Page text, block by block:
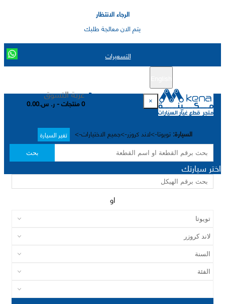
الرجاء الانتظار
يتم الان معالجة طلبك
التسعيرات
عربة التسوق
0 منتجات - ر. س.0.00
السيارة: تويوتا->لاند كروزر->جميع الاختيارات-> تغير السيارة
بحث
×
اختر سيارتك
او